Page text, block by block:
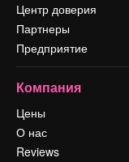
Центр доверия
Партнеры
Предприятие
Компания
Цены
О нас
Reviews